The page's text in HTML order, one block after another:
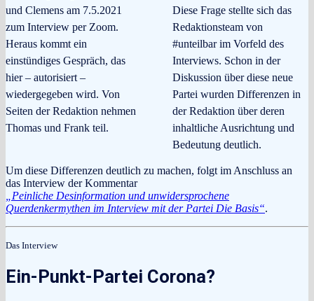
Diese Frage stellte sich das
Redaktionsteam von
#unteilbar im Vorfeld des
Interviews. Schon in der
Diskussion über diese neue
Partei wurden Differenzen in
der Redaktion über deren
inhaltliche Ausrichtung und
Bedeutung deutlich.
und Clemens am 7.5.2021
zum Interview per Zoom.
Heraus kommt ein
einstündiges Gespräch, das
hier – autorisiert –
wiedergegeben wird. Von
Seiten der Redaktion nehmen
Thomas und Frank teil.
Um diese Differenzen deutlich zu machen, folgt im Anschluss an
das Interview der Kommentar
„Peinliche Desinformation und unwidersprochene
Querdenkermythen im Interview mit der Partei Die Basis“.
Das Interview
Ein-Punkt-Partei Corona?